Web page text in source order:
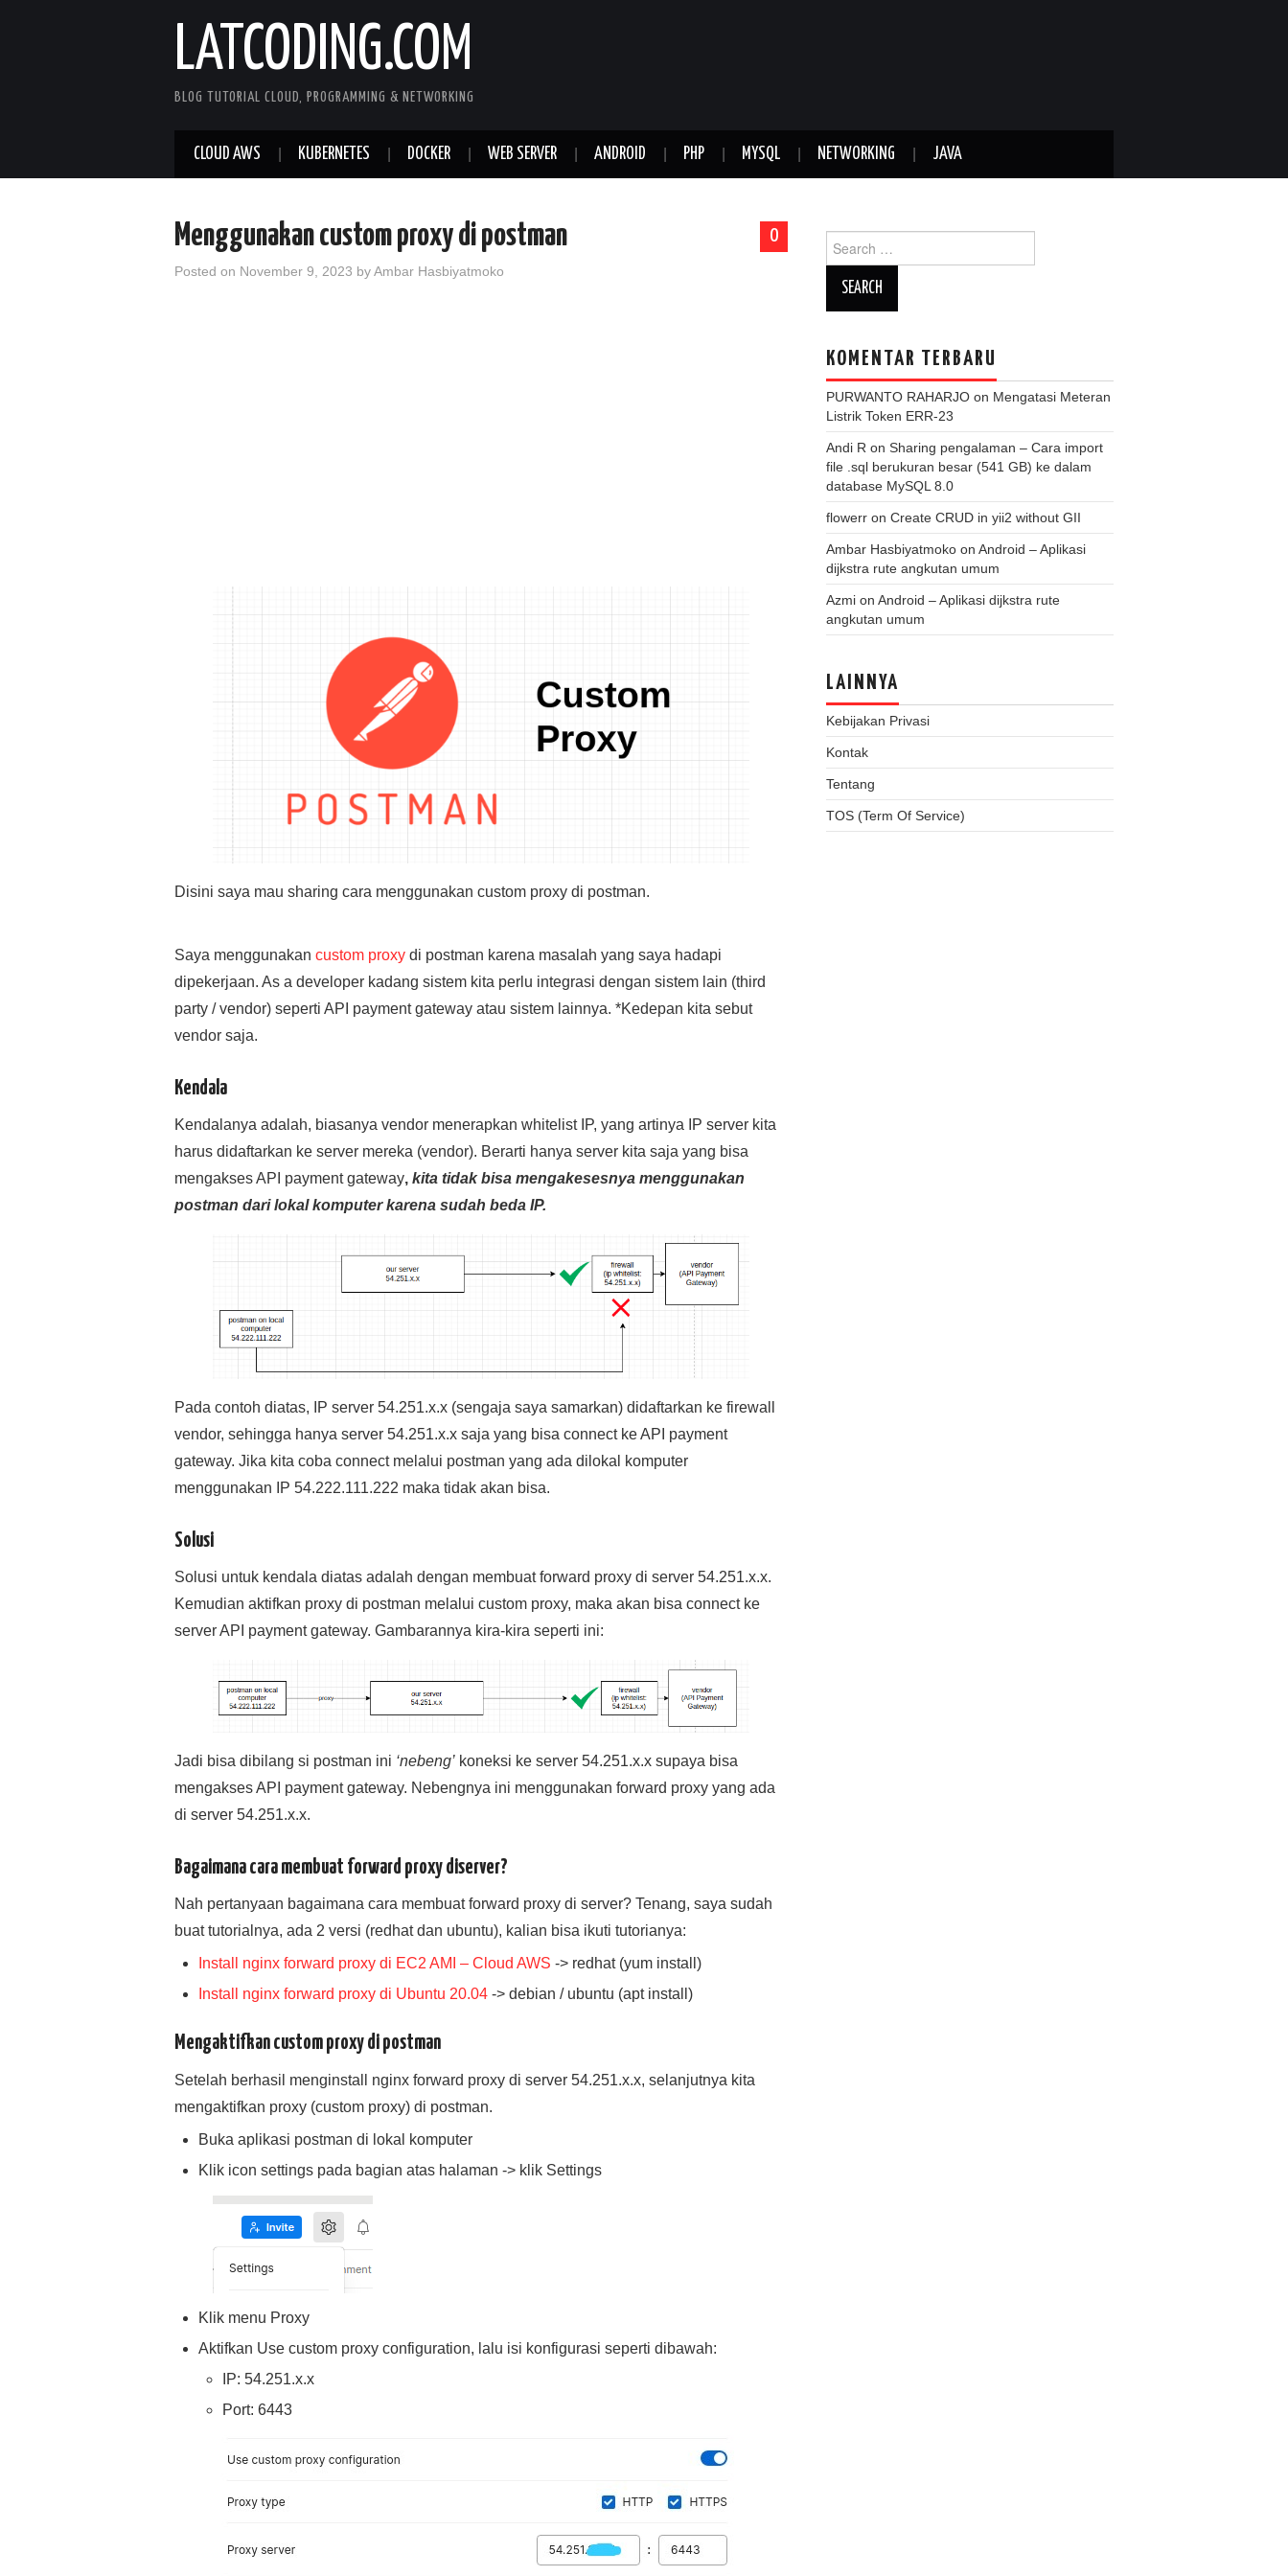
LATCODING.COM
BLOG TUTORIAL CLOUD, PROGRAMMING & NETWORKING
CLOUD AWS KUBERNETES DOCKER WEB SERVER ANDROID PHP MYSQL NETWORKING JAVA
0
Menggunakan custom proxy di postman
Posted on November 9, 2023 byAmbar Hasbiyatmoko
Disini saya mau sharing cara menggunakan custom proxy di postman.
Saya menggunakan custom proxy di postman karena masalah yang saya hadapi
dipekerjaan. As a developer kadang sistem kita perlu integrasi dengan sistem lain (third
party / vendor) seperti API payment gateway atau sistem lainnya. *Kedepan kita sebut
vendor saja.
Kendala
Kendalanya adalah, biasanya vendor menerapkan whitelist IP, yang artinya IP server kita
harus didaftarkan ke server mereka (vendor). Berarti hanya server kita saja yang bisa
mengakses API payment gateway, kita tidak bisa mengakesesnya menggunakan
postman dari lokal komputer karena sudah beda IP.
Pada contoh diatas, IP server 54.251.x.x (sengaja saya samarkan) didaftarkan ke firewall
vendor, sehingga hanya server 54.251.x.x saja yang bisa connect ke API payment
gateway. Jika kita coba connect melalui postman yang ada dilokal komputer
menggunakan IP 54.222.111.222 maka tidak akan bisa.
Solusi
Solusi untuk kendala diatas adalah dengan membuat forward proxy di server 54.251.x.x.
Kemudian aktifkan proxy di postman melalui custom proxy, maka akan bisa connect ke
server API payment gateway. Gambarannya kira-kira seperti ini:
Jadi bisa dibilang si postman ini ‘nebeng’ koneksi ke server 54.251.x.x supaya bisa
mengakses API payment gateway. Nebengnya ini menggunakan forward proxy yang ada
di server 54.251.x.x.
Bagaimana cara membuat forward proxy diserver?
Nah pertanyaan bagaimana cara membuat forward proxy di server? Tenang, saya sudah
buat tutorialnya, ada 2 versi (redhat dan ubuntu), kalian bisa ikuti tutorianya:
Install nginx forward proxy di EC2 AMI – Cloud AWS -> redhat (yum install)
Install nginx forward proxy di Ubuntu 20.04 -> debian / ubuntu (apt install)
Mengaktifkan custom proxy di postman
Setelah berhasil menginstall nginx forward proxy di server 54.251.x.x, selanjutnya kita
mengaktifkan proxy (custom proxy) di postman.
Buka aplikasi postman di lokal komputer
Klik icon settings pada bagian atas halaman -> klik Settings
Klik menu Proxy
Aktifkan Use custom proxy configuration, lalu isi konfigurasi seperti dibawah:
IP: 54.251.x.x
Port: 6443
for:
KOMENTAR TERBARU
PURWANTO RAHARJO on Mengatasi Meteran
Listrik Token ERR-23
Andi R on Sharing pengalaman – Cara import
file .sql berukuran besar (541 GB) ke dalam
database MySQL 8.0
flowerr on Create CRUD in yii2 without GII
Ambar Hasbiyatmoko on Android – Aplikasi
dijkstra rute angkutan umum
Azmi on Android – Aplikasi dijkstra rute
angkutan umum
LAINNYA
Kebijakan Privasi
Kontak
Tentang
TOS (Term Of Service)